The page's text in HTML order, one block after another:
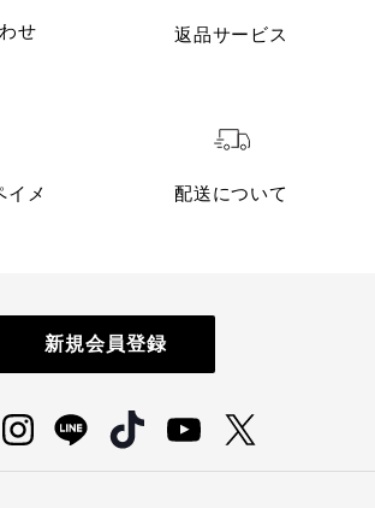
せ 返品サービス
イメ
配送について
新規会員登録